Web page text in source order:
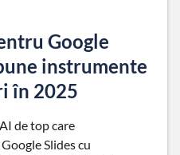
Google
instrumente
în 2025
de top care
Slides cu